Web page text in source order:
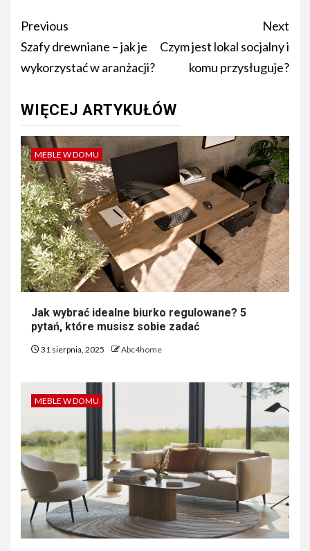
Post
navigation
Previous
Szafy drewniane – jak je
wykorzystać w aranżacji?
Next
Czym jest lokal socjalny i
komu przysługuje?
WIĘCEJ ARTYKUŁÓW
MEBLE W DOMU
Jak wybrać idealne biurko regulowane? 5
pytań, które musisz sobie zadać
31 sierpnia, 2025 Abc4home
MEBLE W DOMU